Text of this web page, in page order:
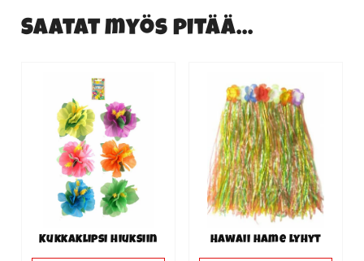
Saatat myös pitää...
Kukkaklipsi hiuksiin Hawaii hame lyhyt